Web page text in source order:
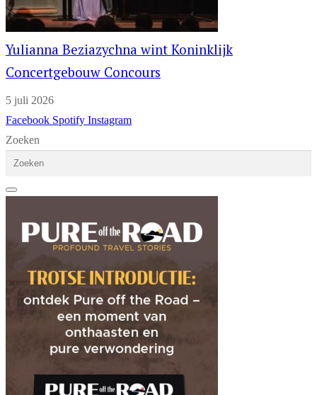
Yulianna Beziazychna wint Koninklijk
Concertgebouw Concours
5 juli 2026
Facebook Spotify Instagram
Zoeken